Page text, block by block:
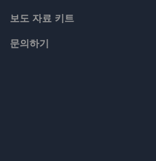
보도 자료 키트
문의하기